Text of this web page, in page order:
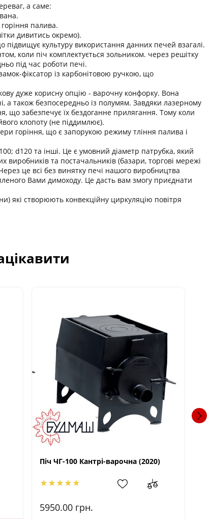
а саме:
палива.
дивитись окремо).
культуру використання данних печей взагалі.
коли піч комплектується зольником. через решітку
під час роботи печі.
фіксатор із карбонітовою ручкою, що
дуже корисну опцію - варочну конфорку. Вона
а також безпосередньо із полумям. Завдяки лазерному
що забезпечує їх бездоганне прилягання. Тому коли
клопоту (не піддимлює).
горіння, що є запорукою режиму тління палива і
d120 та інші. Це є умовний діаметр патрубка, який
та постачальників (базари, торгові мережі
це всі без винятку печі нашого виробництва
Вами димоходу. Це дасть вам змогу приєднати
які створюють конвекційну циркуляцію повітря
Піч ЧГ-100 Кантрі-варочна (2020)
5950.00 грн.